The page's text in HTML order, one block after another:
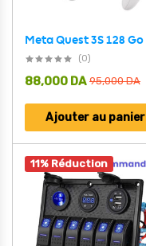
(0)
95,000DA
88,000 DA
Ajouter au panier
11% Réduction